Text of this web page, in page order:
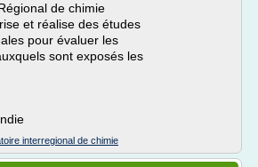
de chimie
et réalise des études
pour évaluer les
sont exposés les
interregional de chimie